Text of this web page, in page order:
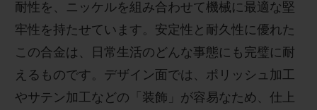
耐性を、ニッケルを組み合わせて機械に最適な堅
牢性を持たせています。安定性と耐久性に優れた
この合金は、日常生活のどんな事態にも完璧に耐
えるものです。 デザイン面では、ポリッシュ加工
やサテン加工などの「装飾」が容易なため、仕上